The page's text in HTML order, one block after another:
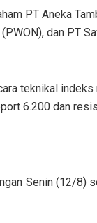
PT Aneka
dan PT
teknikal indeks
6.200 dan
Senin (12/8)